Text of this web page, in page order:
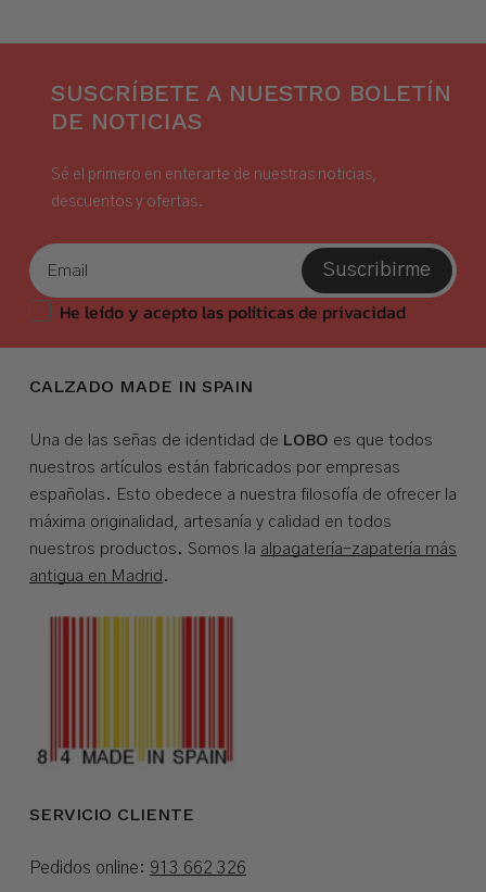
SUSCRÍBETE A NUESTRO BOLETÍN
DE NOTICIAS
Sé el primero en enterarte de nuestras noticias,
descuentos y ofertas.
Suscribirme
He leído y acepto las políticas de privacidad
CALZADO MADE IN SPAIN
Una de las señas de identidad de LOBO es que todos
nuestros artículos están fabricados por empresas
españolas. Esto obedece a nuestra filosofía de ofrecer la
máxima originalidad, artesanía y calidad en todos
nuestros productos. Somos la alpagatería-zapatería más
antigua en Madrid .
SERVICIO CLIENTE
Pedidos online: 913 662 326